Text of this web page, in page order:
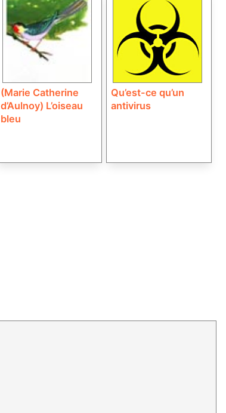
(Marie Catherine
d’Aulnoy) L’oiseau
bleu
Qu’est-ce qu’un
antivirus